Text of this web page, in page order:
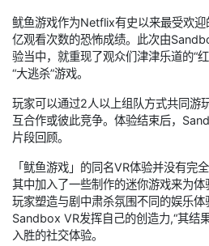
鱿鱼游戏作为Netflix有史以来最受欢
亿观看次数的恐怖成绩。此次由
验当中，就重现了观众们津津乐道的“
“大逃杀”游戏。
玩家可以通过2人以上组队方式共同游
互合作或彼此竞争。体验结束后，
片段回顾。
「鱿鱼游戏」的同名VR体验并没有完
其中加入了一些制作的迷你游戏来为
玩家塑造与剧中肃杀氛围不同的娱乐
Sandbox VR发挥自己的创造力,“其结
入胜的社交体验。